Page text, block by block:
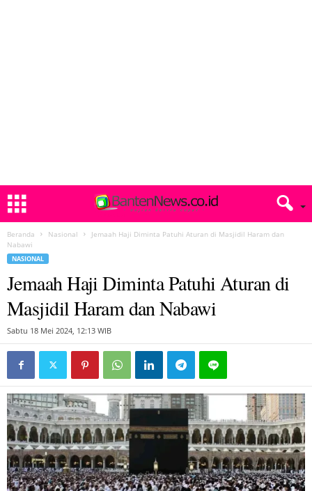
Beranda Nasional
Jemaah Haji Diminta Patuhi Aturan di Masjidil Haram dan
Nabawi
NASIONAL
Jemaah Haji Diminta Patuhi Aturan di
Masjidil Haram dan Nabawi
Sabtu 18 Mei 2024, 12:13 WIB